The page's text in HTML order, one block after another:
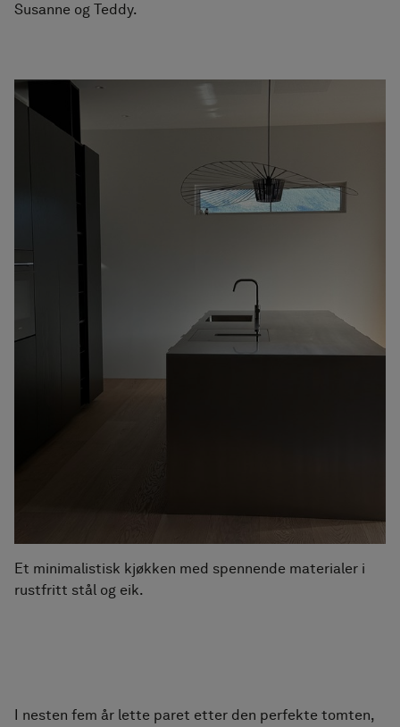
Susanne og Teddy.
Et minimalistisk kjøkken med spennende materialer i
rustfritt stål og eik.
I nesten fem år lette paret etter den perfekte tomten,